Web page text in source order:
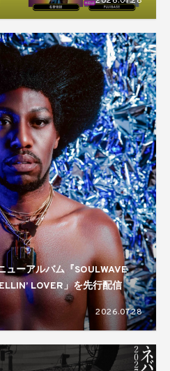
ーアルバム『SOULWAVE
LOVER」を先行配信
2026.07.28